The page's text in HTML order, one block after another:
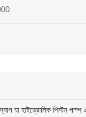
যা হাইড্রোলিক পিস্টন পাম্প